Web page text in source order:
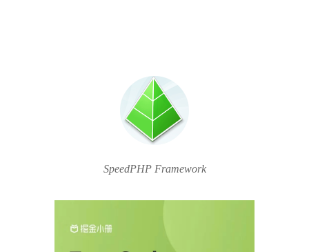
SpeedPHP Framework